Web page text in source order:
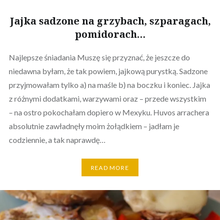
Jajka sadzone na grzybach, szparagach,
pomidorach…
Najlepsze śniadania Muszę się przyznać, że jeszcze do
niedawna byłam, że tak powiem, jajkową purystką. Sadzone
przyjmowałam tylko a) na maśle b) na boczku i koniec. Jajka
z różnymi dodatkami, warzywami oraz – przede wszystkim
– na ostro pokochałam dopiero w Mexyku. Huvos arrachera
absolutnie zawładnęły moim żołądkiem – jadłam je
codziennie, a tak naprawdę…
READ MORE